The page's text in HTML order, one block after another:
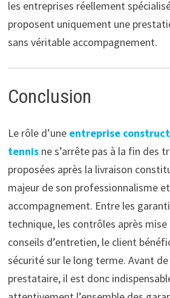
les entreprises réellement
proposent uniquement une
sans véritable accompagnement.
Conclusion
Le rôle d’une entreprise
tennisne s’arrête pas à la fin des
proposées après la livraison
majeur de son professionnalisme
accompagnement. Entre les
technique, les contrôles après mise
conseils d’entretien, le client
sécurité sur le long terme. Avant
prestataire, il est donc